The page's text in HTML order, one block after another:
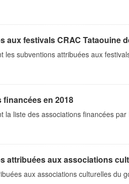
aux festivals CRAC Tataouine
les subventions attribuées aux
en 2018
la liste des associations financées
attribuées aux associations
aux associations culturelles du